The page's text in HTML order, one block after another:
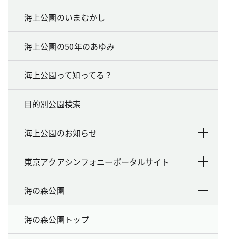
海上公園のいまむかし
海上公園の50年のあゆみ
海上公園って知ってる？
目的別公園検索
海上公園のお知らせ
東京アクアシンフォニーポータルサイト
海の森公園
海の森公園トップ